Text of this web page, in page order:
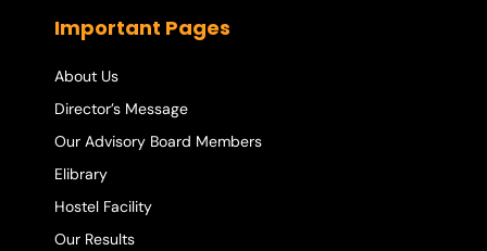
Important Pages
About Us
Director’s Message
Our Advisory Board Members
Elibrary
Hostel Facility
Our Results